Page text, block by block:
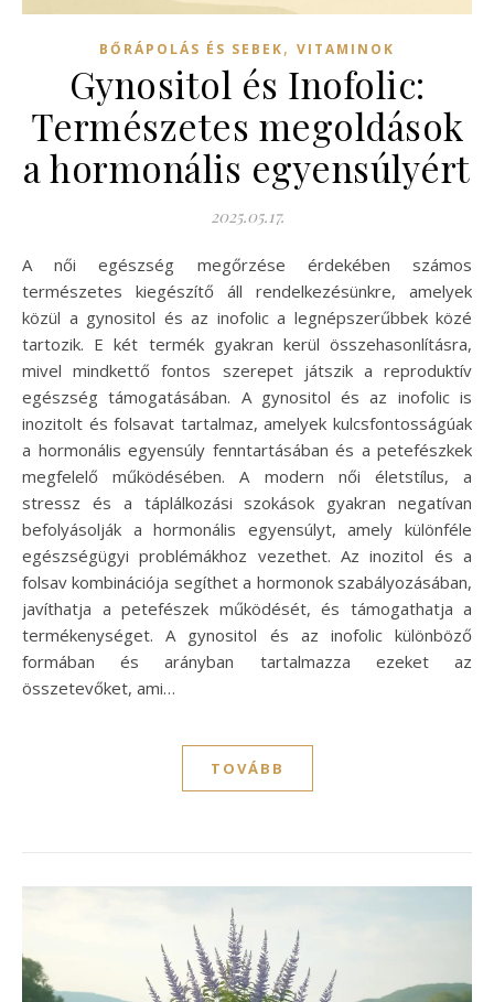
BŐRÁPOLÁS ÉS SEBEK, VITAMINOK
Gynositol és Inofolic:
Természetes megoldások
a hormonális egyensúlyért
2025.05.17.
A női egészség megőrzése érdekében számos
természetes kiegészítő áll rendelkezésünkre, amelyek
közül a gynositol és az inofolic a legnépszerűbbek közé
tartozik. E két termék gyakran kerül összehasonlításra,
mivel mindkettő fontos szerepet játszik a reproduktív
egészség támogatásában. A gynositol és az inofolic is
inozitolt és folsavat tartalmaz, amelyek kulcsfontosságúak
a hormonális egyensúly fenntartásában és a petefészkek
megfelelő működésében. A modern női életstílus, a
stressz és a táplálkozási szokások gyakran negatívan
befolyásolják a hormonális egyensúlyt, amely különféle
egészségügyi problémákhoz vezethet. Az inozitol és a
folsav kombinációja segíthet a hormonok szabályozásában,
javíthatja a petefészek működését, és támogathatja a
termékenységet. A gynositol és az inofolic különböző
formában és arányban tartalmazza ezeket az
összetevőket, ami…
TOVÁBB